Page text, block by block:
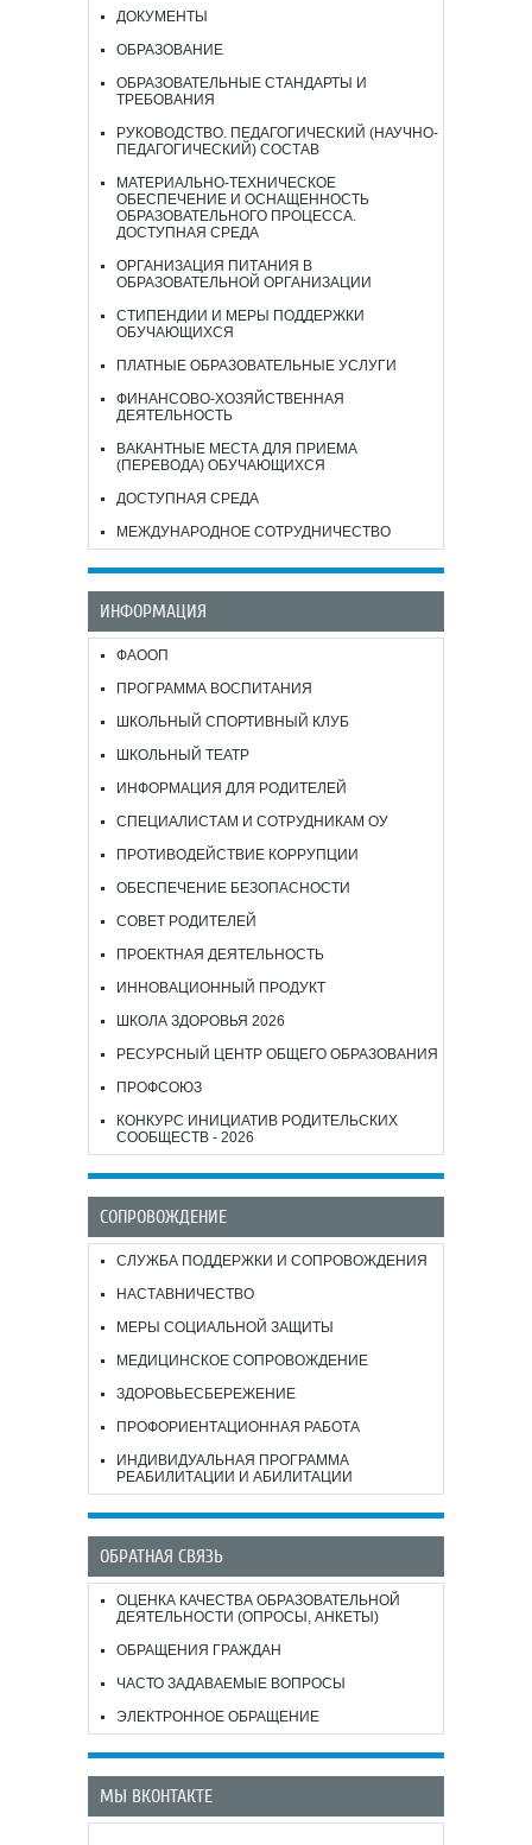
ДОКУМЕНТЫ
ОБРАЗОВАНИЕ
ОБРАЗОВАТЕЛЬНЫЕ СТАНДАРТЫ И
ТРЕБОВАНИЯ
РУКОВОДСТВО. ПЕДАГОГИЧЕСКИЙ (НАУЧНО-
ПЕДАГОГИЧЕСКИЙ) СОСТАВ
МАТЕРИАЛЬНО-ТЕХНИЧЕСКОЕ
ОБЕСПЕЧЕНИЕ И ОСНАЩЕННОСТЬ
ОБРАЗОВАТЕЛЬНОГО ПРОЦЕССА.
ДОСТУПНАЯ СРЕДА
ОРГАНИЗАЦИЯ ПИТАНИЯ В
ОБРАЗОВАТЕЛЬНОЙ ОРГАНИЗАЦИИ
СТИПЕНДИИ И МЕРЫ ПОДДЕРЖКИ
ОБУЧАЮЩИХСЯ
ПЛАТНЫЕ ОБРАЗОВАТЕЛЬНЫЕ УСЛУГИ
ФИНАНСОВО-ХОЗЯЙСТВЕННАЯ
ДЕЯТЕЛЬНОСТЬ
ВАКАНТНЫЕ МЕСТА ДЛЯ ПРИЕМА
(ПЕРЕВОДА) ОБУЧАЮЩИХСЯ
ДОСТУПНАЯ СРЕДА
МЕЖДУНАРОДНОЕ СОТРУДНИЧЕСТВО
ИНФОРМАЦИЯ
ФАООП
ПРОГРАММА ВОСПИТАНИЯ
ШКОЛЬНЫЙ СПОРТИВНЫЙ КЛУБ
ШКОЛЬНЫЙ ТЕАТР
ИНФОРМАЦИЯ ДЛЯ РОДИТЕЛЕЙ
СПЕЦИАЛИСТАМ И СОТРУДНИКАМ ОУ
ПРОТИВОДЕЙСТВИЕ КОРРУПЦИИ
ОБЕСПЕЧЕНИЕ БЕЗОПАСНОСТИ
СОВЕТ РОДИТЕЛЕЙ
ПРОЕКТНАЯ ДЕЯТЕЛЬНОСТЬ
ИННОВАЦИОННЫЙ ПРОДУКТ
ШКОЛА ЗДОРОВЬЯ 2026
РЕСУРСНЫЙ ЦЕНТР ОБЩЕГО ОБРАЗОВАНИЯ
ПРОФСОЮЗ
КОНКУРС ИНИЦИАТИВ РОДИТЕЛЬСКИХ
СООБЩЕСТВ - 2026
СОПРОВОЖДЕНИЕ
СЛУЖБА ПОДДЕРЖКИ И СОПРОВОЖДЕНИЯ
НАСТАВНИЧЕСТВО
МЕРЫ СОЦИАЛЬНОЙ ЗАЩИТЫ
МЕДИЦИНСКОЕ СОПРОВОЖДЕНИЕ
ЗДОРОВЬЕСБЕРЕЖЕНИЕ
ПРОФОРИЕНТАЦИОННАЯ РАБОТА
ИНДИВИДУАЛЬНАЯ ПРОГРАММА
РЕАБИЛИТАЦИИ И АБИЛИТАЦИИ
ОБРАТНАЯ СВЯЗЬ
ОЦЕНКА КАЧЕСТВА ОБРАЗОВАТЕЛЬНОЙ
ДЕЯТЕЛЬНОСТИ (ОПРОСЫ, АНКЕТЫ)
ОБРАЩЕНИЯ ГРАЖДАН
ЧАСТО ЗАДАВАЕМЫЕ ВОПРОСЫ
ЭЛЕКТРОННОЕ ОБРАЩЕНИЕ
МЫ ВКОНТАКТЕ